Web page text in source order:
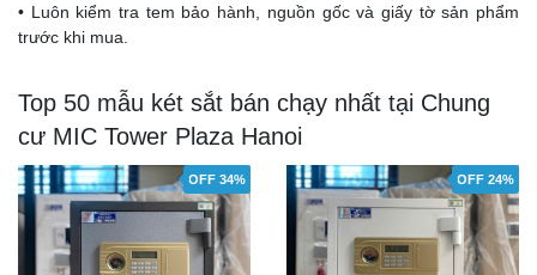
• Luôn kiểm tra tem bảo hành, nguồn gốc và giấy tờ sản phẩm
trước khi mua.
Top 50 mẫu két sắt bán chạy nhất tại Chung
cư MIC Tower Plaza Hanoi
OFF 34% OFF 24%